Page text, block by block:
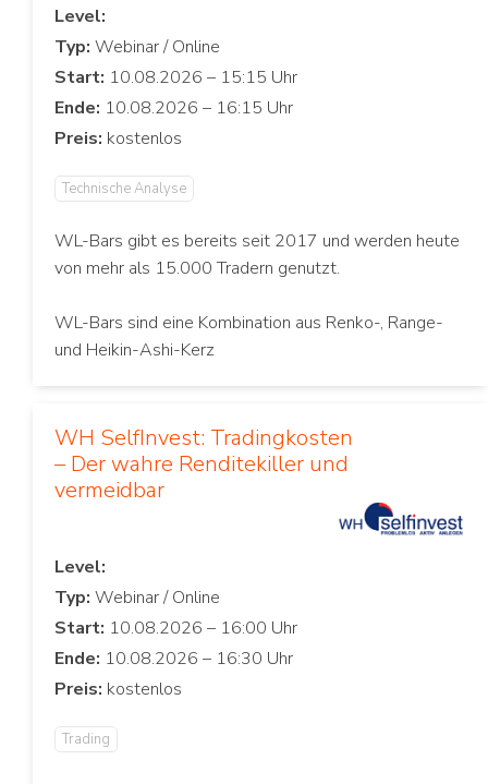
Level:
Typ:
Start:
Ende:
Preis:
Technische Analyse
WL-Bars gibt es bereits seit 2017 und werden heute
von mehr als 15.000 Tradern genutzt.
WL-Bars sind eine Kombination aus Renko-, Range-
und Heikin-Ashi-Kerz
WH SelfInvest: Tradingkosten
– Der wahre Renditekiller und
vermeidbar
Level:
Typ:
Start:
Ende:
Preis:
Trading